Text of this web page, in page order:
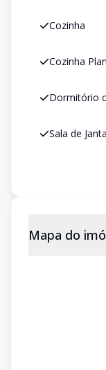
Cozinha
Cozinha
Dormitório
Sala de
Mapa do